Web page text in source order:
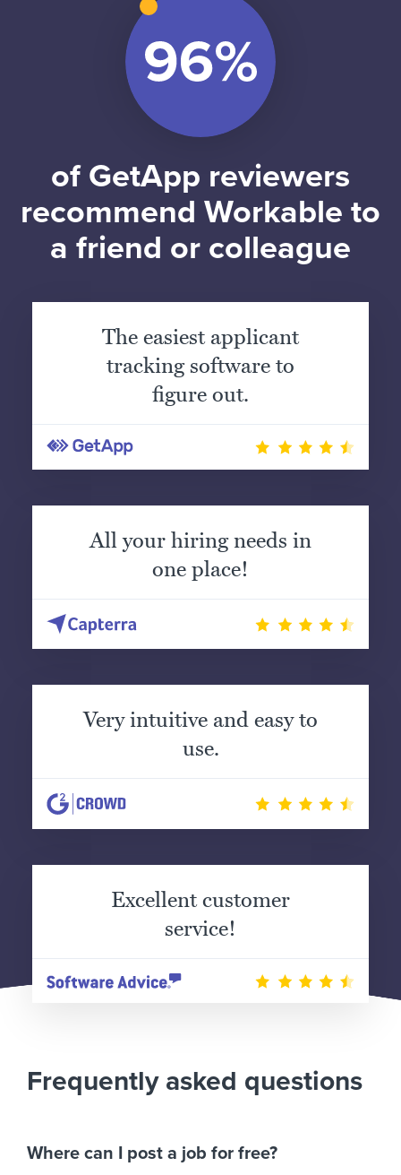
of GetApp reviewers
recommend Workable to
a friend or colleague
The easiest applicant
tracking software to
figure out.
All your hiring needs in
one place!
Very intuitive and easy to
use.
Excellent customer
service!
Frequently asked questions
Where can I post a job for free?